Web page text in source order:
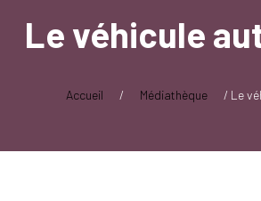
Le véhicule
Accueil / Médiathèque / Le